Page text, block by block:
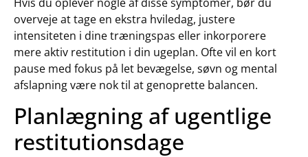
overveje at tage en ekstra hviledag, justere
intensiteten i dine træningspas eller inkorporere
mere aktiv restitution i din ugeplan. Ofte vil en kort
pause med fokus på let bevægelse, søvn og mental
afslapning være nok til at genoprette balancen.
Planlægning af ugentlige
restitutionsdage